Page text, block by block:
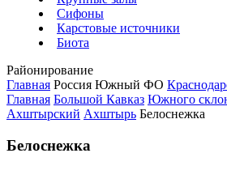
Сифоны
Карстовые источники
Биота
Районирование
Главная Россия Южный ФО
Главная Большой Кавказ Южного
Ахштырский Ахштырь Белоснежка
Белоснежка